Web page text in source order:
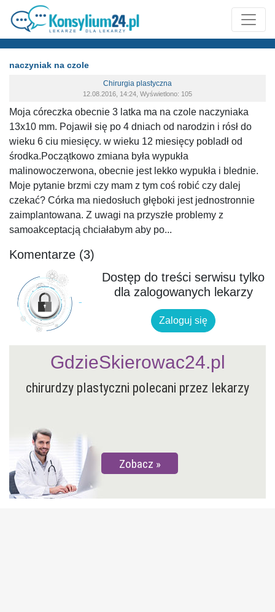
naczyniak na czole
Chirurgia plastyczna
12.08.2016, 14:24, Wyświetlono: 105
Moja córeczka obecnie 3 latka ma na czole naczyniaka
13x10 mm. Pojawił się po 4 dniach od narodzin i rósł do
wieku 6 ciu miesięcy. w wieku 12 miesięcy pobladł od
środka.Początkowo zmiana była wypukła
malinowoczerwona, obecnie jest lekko wypukła i blednie.
Moje pytanie brzmi czy mam z tym coś robić czy dalej
czekać? Córka ma niedosłuch głęboki jest jednostronnie
zaimplantowana. Z uwagi na przyszłe problemy z
samoakceptacją chciałabym aby po...
Komentarze (3)
Dostęp do treści serwisu tylko
dla zalogowanych lekarzy
Zaloguj się
chirurdzy plastyczni polecani przez lekarzy
Zobacz
GdzieSkierowac24.pl